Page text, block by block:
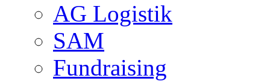
AG Logistik
SAM
Fundraising